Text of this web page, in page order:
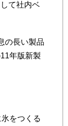
て社内ベ
の長い製品
年版新製
をつくる